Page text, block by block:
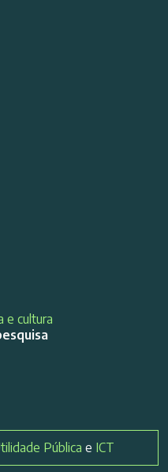
e cultura
Pública e ICT